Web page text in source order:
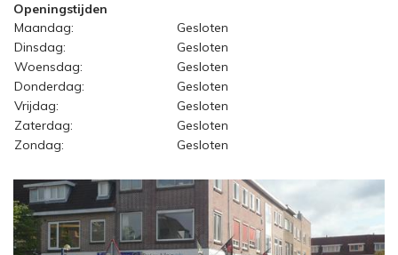
Openingstijden
Maandag:
Gesloten
Dinsdag:
Gesloten
Woensdag:
Gesloten
Donderdag:
Gesloten
Vrijdag:
Gesloten
Zaterdag:
Gesloten
Zondag:
Gesloten